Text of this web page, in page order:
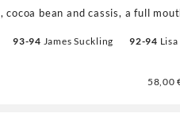
bean and cassis, a full
93-94 James Suckling 92-94
58,00